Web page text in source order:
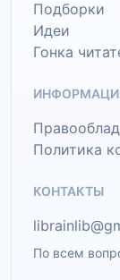
Подборки
Идеи
Гонка
Политика
КОНТАКТЫ
По всем